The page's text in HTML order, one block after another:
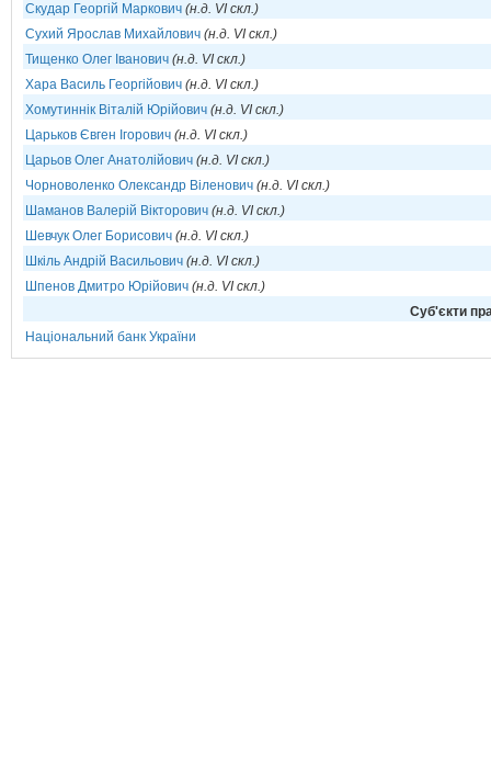
Скудар Георгій Маркович (н.д. VI скл.)
Сухий Ярослав Михайлович (н.д. VI скл.)
Тищенко Олег Іванович (н.д. VI скл.)
Хара Василь Георгійович (н.д. VI скл.)
Хомутиннік Віталій Юрійович (н.д. VI скл.)
Царьков Євген Ігорович (н.д. VI скл.)
Царьов Олег Анатолійович (н.д. VI скл.)
Чорноволенко Олександр Віленович (н.д. VI скл.)
Шаманов Валерій Вікторович (н.д. VI скл.)
Шевчук Олег Борисович (н.д. VI скл.)
Шкіль Андрій Васильович (н.д. VI скл.)
Шпенов Дмитро Юрійович (н.д. VI скл.)
Cуб'єкти
Національний банк України